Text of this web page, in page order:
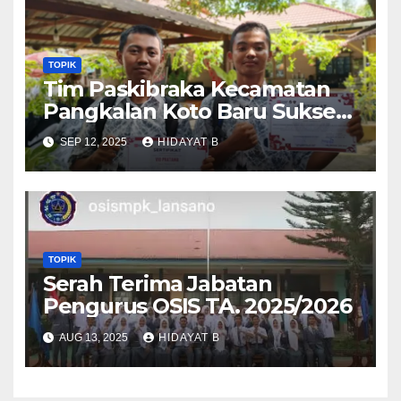
TOPIK
Tim Paskibraka Kecamatan
Pangkalan Koto Baru Sukses
Laksanakan Tugas pada
Upacara 17 Agustus 2025
SEP 12, 2025 HIDAYAT B
TOPIK
Serah Terima Jabatan
Pengurus OSIS TA. 2025/2026
AUG 13, 2025 HIDAYAT B